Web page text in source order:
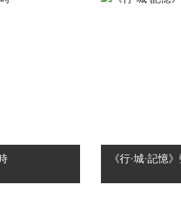
，透過
團隊申請116
《行·城·記憶